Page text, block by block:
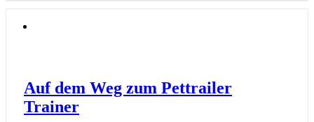
Auf dem Weg zum Pettrailer
Trainer